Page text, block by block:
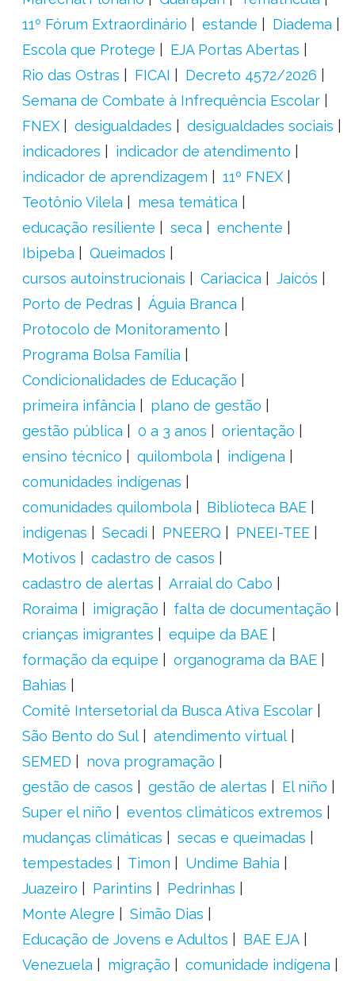
11º Fórum Extraordinário
estande
Diadema
Escola que Protege
EJA Portas Abertas
Rio das Ostras
FICAI
Decreto 4572/2026
Semana de Combate à Infrequência Escolar
FNEX
desigualdades
desigualdades sociais
indicadores
indicador de atendimento
indicador de aprendizagem
11º FNEX
Teotônio Vilela
mesa temática
educação resiliente
seca
enchente
Ibipeba
Queimados
cursos autoinstrucionais
Cariacica
Jaicós
Porto de Pedras
Águia Branca
Protocolo de Monitoramento
Programa Bolsa Família
Condicionalidades de Educação
primeira infância
plano de gestão
gestão pública
0 a 3 anos
orientação
ensino técnico
quilombola
indígena
comunidades indígenas
comunidades quilombola
Biblioteca BAE
indígenas
Secadi PNEERQ
PNEEI-TEE
Motivos
cadastro de casos
cadastro de alertas
Arraial do Cabo
Roraima
imigração
falta de documentação
crianças imigrantes
equipe da BAE
formação da equipe
organograma da BAE
Bahias
Comitê Intersetorial da Busca Ativa Escolar
São Bento do Sul
atendimento virtual
SEMED
nova programação
gestão de casos
gestão de alertas
El niño
Super el niño
eventos climáticos extremos
mudanças climáticas
secas e queimadas
tempestades
Timon
Undime Bahia
Juazeiro
Parintins
Pedrinhas
Monte Alegre
Simão Dias
Educação de Jovens e Adultos
BAE EJA
Venezuela
migração
comunidade indígena